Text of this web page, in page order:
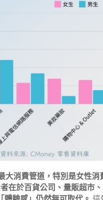
消費管道，特別是女性消
在於百貨公司、量販超市